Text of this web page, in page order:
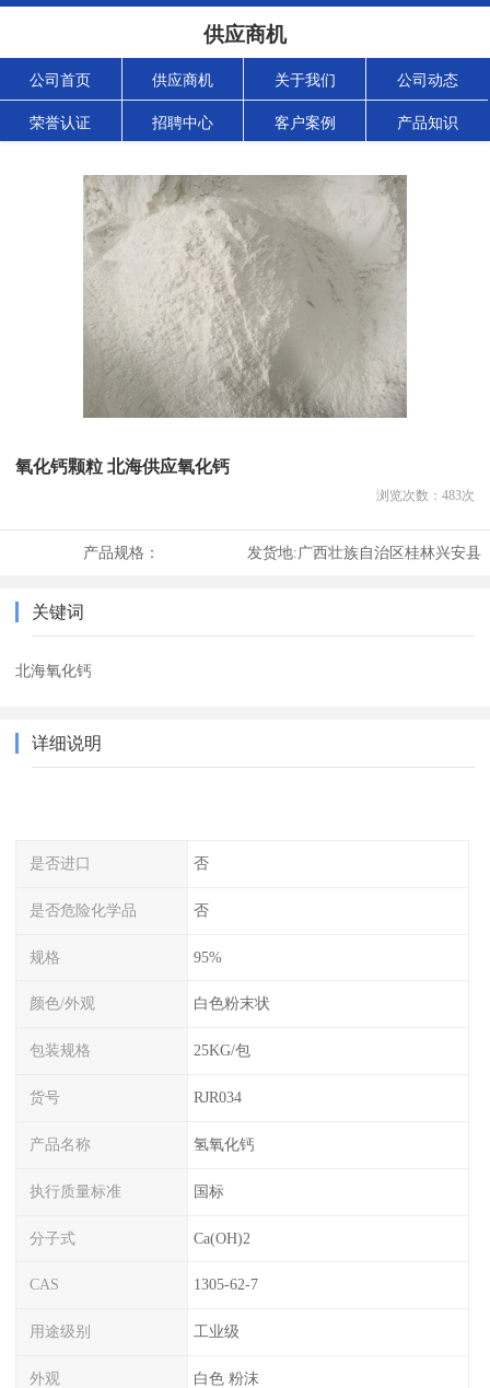
供应商机
公司首页 供应商机 关于我们 公司动态
荣誉认证 招聘中心 客户案例 产品知识
氧化钙颗粒 北海供应氧化钙
浏览次数： 483次
产品规格： 发货地:广西壮族自治区桂林兴安县
关键词
北海氧化钙
详细说明
是否进口 否
是否危险化学品 否
规格 95%
颜色/外观 白色粉末状
包装规格 25KG/包
货号 RJR034
产品名称 氢氧化钙
执行质量标准 国标
分子式 Ca(OH)2
CAS 1305-62-7
用途级别 工业级
外观 白色 粉沫